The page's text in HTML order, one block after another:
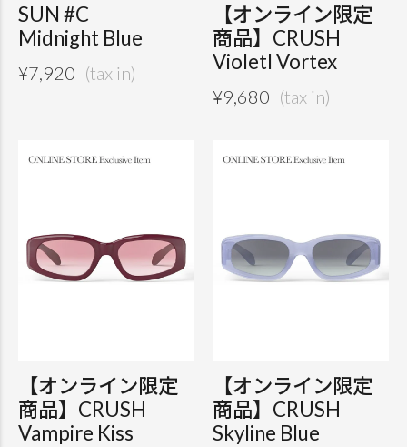
SUN #C
Midnight Blue
¥7,920
【オンライン限定
商品】CRUSH
VioletI Vortex
¥9,680
【オンライン限定
商品】CRUSH
Vampire Kiss
【オンライン限定
商品】CRUSH
Skyline Blue